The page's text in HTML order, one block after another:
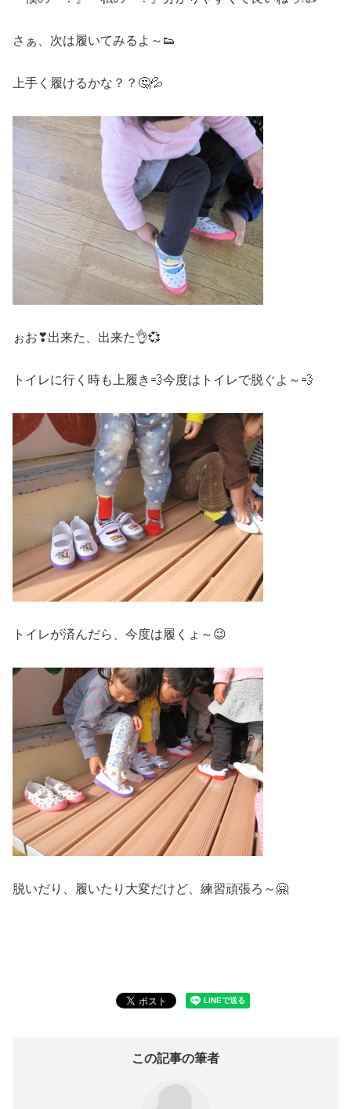
さぁ、次は履いてみるよ～👟
上手く履けるかな？？🤔💦
ぉお❣出来た、出来た👌💞
トイレに行く時も上履き💨今度はトイレで脱ぐよ～💨
トイレが済んだら、今度は履くょ～😉
脱いだり、履いたり大変だけど、練習頑張ろ～🤗
この記事の筆者